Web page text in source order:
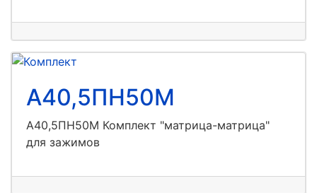
А40,5ПН50М
А40,5ПН50М Комплект "матрица-матрица"
для зажимов